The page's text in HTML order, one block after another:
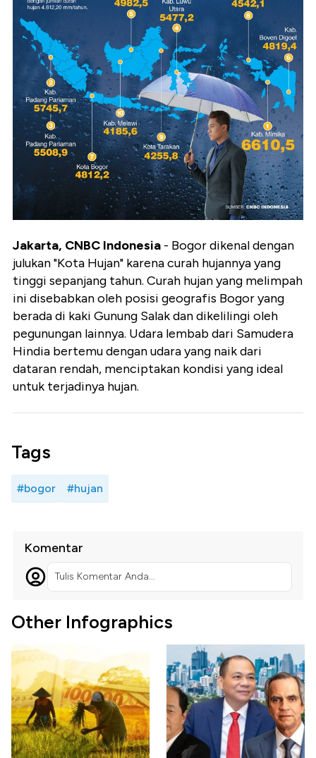
Jakarta, CNBC Indonesia - Bogor dikenal dengan
julukan "Kota Hujan" karena curah hujannya yang
tinggi sepanjang tahun. Curah hujan yang melimpah
ini disebabkan oleh posisi geografis Bogor yang
berada di kaki Gunung Salak dan dikelilingi oleh
pegunungan lainnya. Udara lembab dari Samudera
Hindia bertemu dengan udara yang naik dari
dataran rendah, menciptakan kondisi yang ideal
untuk terjadinya hujan.
Tags
#bogor #hujan
Komentar
Tulis Komentar Anda...
Other Infographics